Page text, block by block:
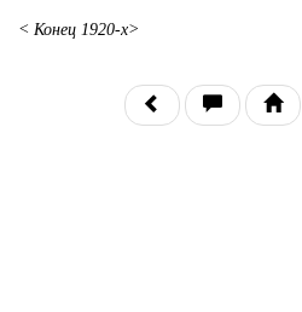
< Конец 1920-х>